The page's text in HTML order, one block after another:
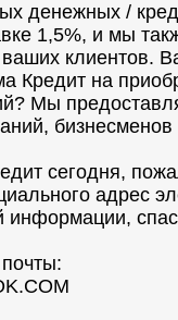
денежных /
1,5%, и мы
клиентов.
Кредит на
Мы
сегодня,
адрес
информации,